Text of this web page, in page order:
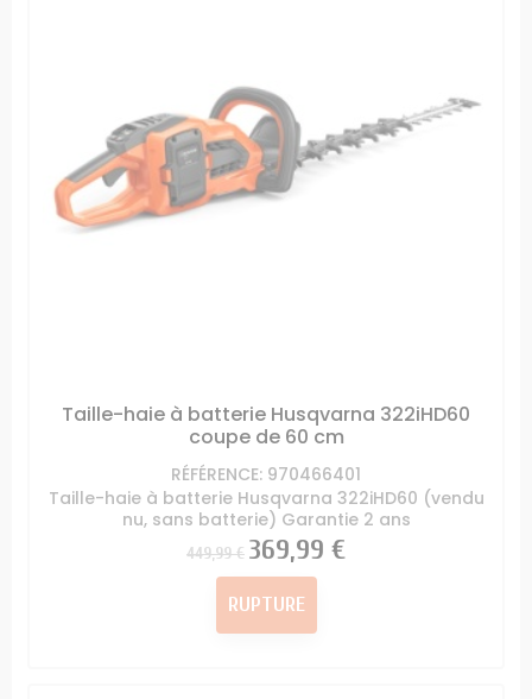
Taille-haie à batterie Husqvarna 322iHD60
coupe de 60 cm
RÉFÉRENCE: 970466401
Taille-haie à batterie Husqvarna 322iHD60 (vendu
nu, sans batterie) Garantie 2 ans
Prix
449,99 € Prix
369,99 €
RUPTURE